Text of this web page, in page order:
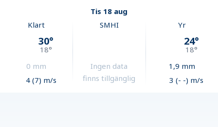
Tis 18 aug
Klart
30°
18°
0 mm
4 (7) m/s
SMHI
Ingen data
finns tillgänglig
Yr
24°
18°
1,9 mm
3 (- -) m/s